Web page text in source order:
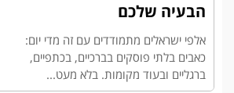
הבעיה שלכם
אלפי ישראלים מתמודדים עם זה מדי יום:
כאבים בלתי פוסקים בברכיים, בכתפיים,
ברגליים ובעוד מקומות. בלא מעט...